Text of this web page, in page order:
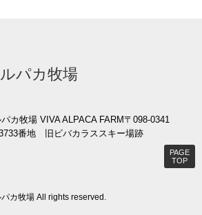
パカ牧場
カ牧場 VIVA ALPACA FARM〒098-0341
番地 旧ビバカラススキー場跡
カ牧場 All rights reserved.
PAGE
TOP